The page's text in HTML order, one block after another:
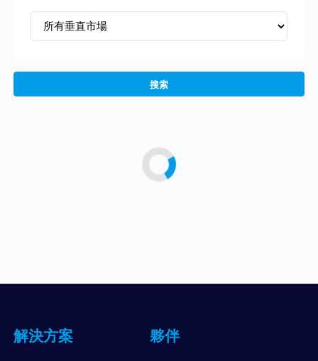
搜索
解決方案 夥伴